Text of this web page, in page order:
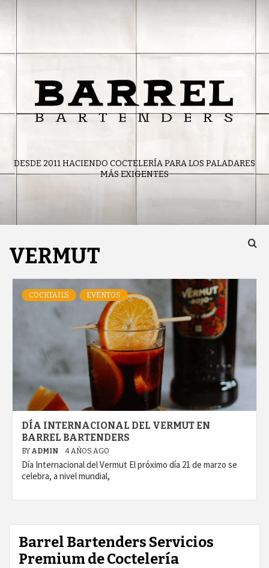
DESDE 2011 HACIENDO COCTELERÍA PARA LOS PALADARES
MÁS EXIGENTES
VERMUT
COCKTAILS EVENTOS
DÍA INTERNACIONAL DEL VERMUT EN
BARREL BARTENDERS
BY ADMIN 4 AÑOS AGO
Día Internacional del Vermut El próximo día 21 de marzo se
celebra, a nivel mundial,
Barrel Bartenders Servicios
Premium de Coctelería